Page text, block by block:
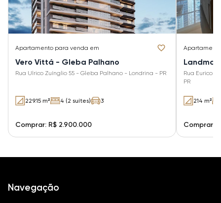
Apartamento para venda em
Vero Vittá - Gleba Palhano
Rua Ulrico Zuínglio 55 - Gleba Palhano - Londrina - PR
229.15 m² 4 (2 suítes) 3
Comprar: R$ 2.900.000
Rua Eurico
PR
214 m²
Comprar:
Navegação